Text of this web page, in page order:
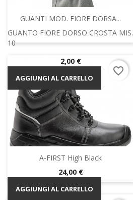
GUANTI MOD. FIORE DORSA...
GUANTO FIORE DORSO CROSTA MIS.
10
Prezzo
2,00 €
AGGIUNGI AL CARRELLO
A-FIRST High Black
Prezzo
24,00 €
AGGIUNGI AL CARRELLO
favorite_border